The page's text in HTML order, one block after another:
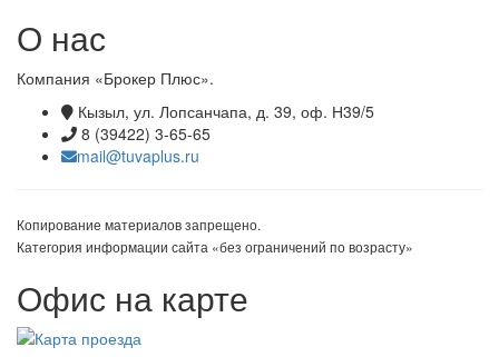
О нас
Компания «Брокер Плюс».
Кызыл, ул. Лопсанчапа, д. 39, оф. Н39/5
8 (39422) 3-65-65
mail@tuvaplus.ru
Копирование материалов запрещено.
Категория информации сайта «без ограничений по возрасту»
Офис на карте